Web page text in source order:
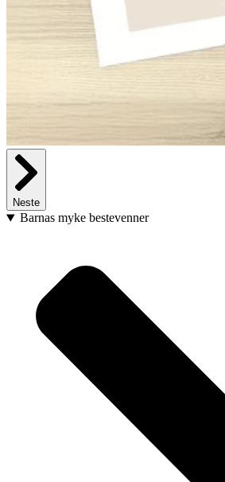
Neste
Barnas myke bestevenner